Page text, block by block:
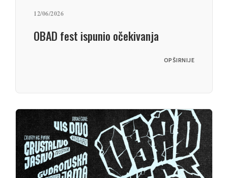
12/06/2026
OBAD fest ispunio očekivanja
OPŠIRNIJE